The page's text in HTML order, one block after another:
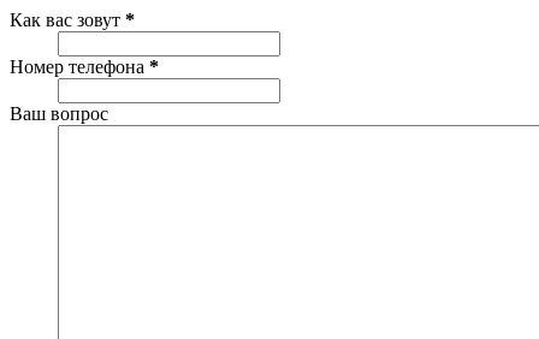
Как вас зовут *
Номер телефона *
Ваш вопрос